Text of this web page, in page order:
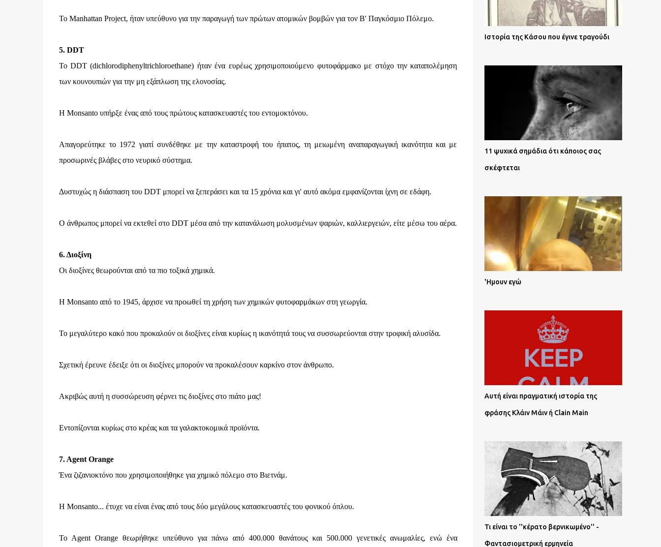
Το Manhattan Project, ήταν υπεύθυνο για την παραγωγή των πρώτων ατομικών βομβών για τον Β' Παγκόσμιο Πόλεμο.
5. DDT
Το DDT (dichlorodiphenyltrichloroethane) ήταν ένα ευρέως χρησιμοποιούμενο φυτοφάρμακο με στόχο την καταπολέμηση
των κουνουπιών για την μη εξάπλωση της ελονοσίας.
Η Monsanto υπήρξε ένας από τους πρώτους κατασκευαστές του εντομοκτόνου.
Απαγορεύτηκε το 1972 γιατί συνδέθηκε με την καταστροφή του ήπατος, τη μειωμένη αναπαραγωγική ικανότητα και με
προσωρινές βλάβες στο νευρικό σύστημα.
Δυστυχώς η διάσπαση του DDT μπορεί να ξεπεράσει και τα 15 χρόνια και γι' αυτό ακόμα εμφανίζονται ίχνη σε εδάφη.
Ο άνθρωπος μπορεί να εκτεθεί στο DDT μέσα από την κατανάλωση μολυσμένων ψαριών, καλλιεργειών, είτε μέσω του αέρα.
6. Διοξίνη
Οι διοξίνες θεωρούνται από τα πιο τοξικά χημικά.
Η Monsanto από το 1945, άρχισε να προωθεί τη χρήση των χημικών φυτοφαρμάκων στη γεωργία.
Το μεγαλύτερο κακό που προκαλούν οι διοξίνες είναι κυρίως η ικανότητά τους να συσσωρεύονται στην τροφική αλυσίδα.
Σχετική έρευνε έδειξε ότι οι διοξίνες μπορούν να προκαλέσουν καρκίνο στον άνθρωπο.
Ακριβώς αυτή η συσσώρευση φέρνει τις διοξίνες στο πιάτο μας!
Εντοπίζονται κυρίως στο κρέας και τα γαλακτοκομικά προϊόντα.
7. Agent Orange
Ένα ζιζανιοκτόνο που χρησιμοποιήθηκε για χημικό πόλεμο στο Βιετνάμ.
Η Monsanto... έτυχε να είναι ένας από τους δύο μεγάλους κατασκευαστές του φονικού όπλου.
Το Agent Orange θεωρήθηκε υπεύθυνο για πάνω από 400.000 θανάτους και 500.000 γενετικές ανωμαλίες, ενώ ένα
Ιστορία της Κάσου που έγινε τραγούδι
11 ψυχικά σημάδια ότι κάποιος σας
σκέφτεται
'Ημουν εγώ
Αυτή είναι πραγματική ιστορία της
φράσης Κλάιν Μάιν ή Clain Main
Τι είναι το ''κέρατο βερνικωμένο'' -
Φαντασιομετρική ερμηνεία